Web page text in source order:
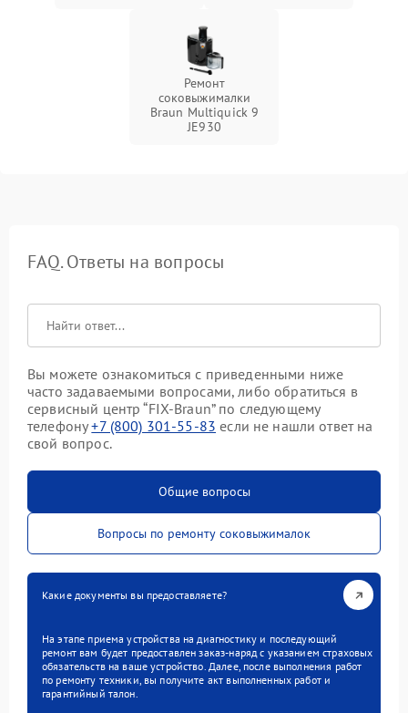
Ремонт
соковыжималки
Braun Multiquick 9
JE930
FAQ. Ответы на вопросы
Вы можете ознакомиться с приведенными ниже
часто задаваемыми вопросами, либо обратиться в
сервисный центр “FIX-Braun” по следующему
телефону+7 (800) 301-55-83 если не нашли ответ на
свой вопрос.
Общие вопросы
Вопросы по ремонту соковыжималок
Какие документы вы предоставляете?
На этапе приема устройства на диагностику и последующий
ремонт вам будет предоставлен заказ-наряд с указанием страховых
обязательств на ваше устройство. Далее, после выполнения работ
по ремонту техники, вы получите акт выполненных работ и
гарантийный талон.